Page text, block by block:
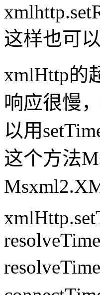
这样也可
xmlHttp的
响应很慢
以用
这个方法